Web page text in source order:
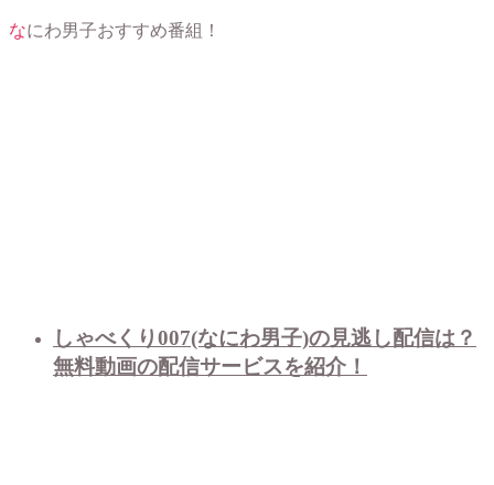
なにわ男子おすすめ番組！
しゃべくり007(なにわ男子)の見逃し配信は？
無料動画の配信サービスを紹介！